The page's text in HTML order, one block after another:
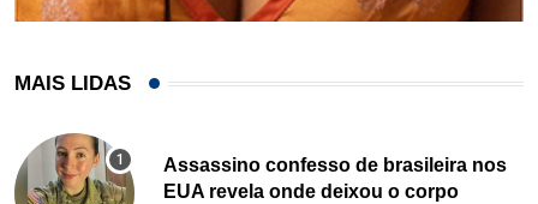
MAIS LIDAS
Assassino confesso de brasileira nos
EUA revela onde deixou o corpo